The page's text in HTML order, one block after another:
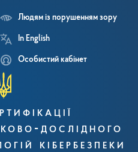
Людям із порушенням зору
In English
Особистий кабінет
дослідного
кібербезпеки